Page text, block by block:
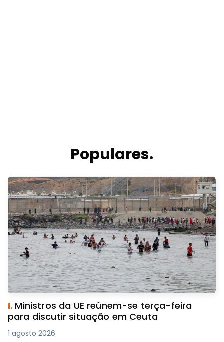
Populares.
I. Ministros da UE reúnem-se terça-feira
para discutir situação em Ceuta
1 agosto 2026